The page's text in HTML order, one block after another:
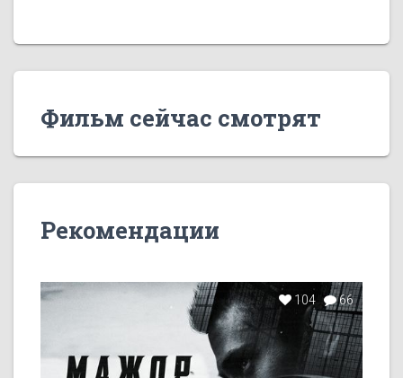
Фильм сейчас смотрят
Рекомендации
104 66